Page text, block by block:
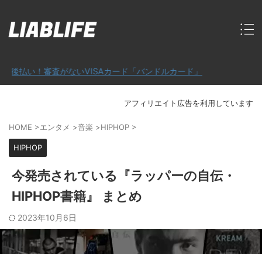
審査がないVISAカード「バンドルカード」
アフィリエイト広告を利用しています
HOME >エンタメ >音楽 >HIPHOP >
HIPHOP
今発売されている『ラッパーの自伝・
HIPHOP書籍』 まとめ
2023年10月6日